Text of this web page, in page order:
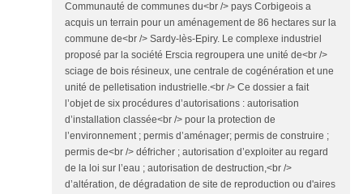
Communauté de communes du<br /> pays Corbigeois a
acquis un terrain pour un aménagement de 86 hectares sur la
commune de<br /> Sardy-lès-Epiry. Le complexe industriel
proposé par la société Erscia regroupera une unité de<br />
sciage de bois résineux, une centrale de cogénération et une
unité de pelletisation industrielle.<br /> Ce dossier a fait
l’objet de six procédures d’autorisations : autorisation
d’installation classée<br /> pour la protection de
l’environnement ; permis d’aménager; permis de construire ;
permis de<br /> défricher ; autorisation d’exploiter au regard
de la loi sur l’eau ; autorisation de destruction,<br />
d’altération, de dégradation de site de reproduction ou d'aires